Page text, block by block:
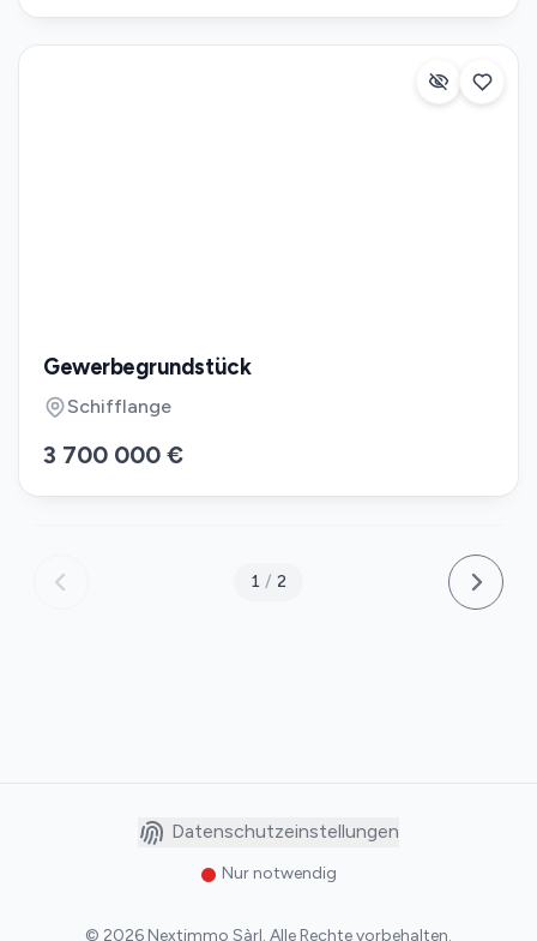
Gewerbegrundstück
Schifflange
3 700 000 €
1 / 2
Datenschutzeinstellungen
Nur notwendig
© 2026 Nextimmo Sàrl. Alle Rechte vorbehalten.